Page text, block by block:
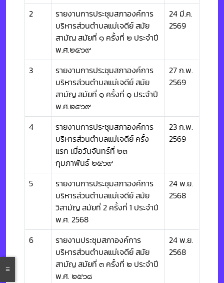
2
รายงานการประชุมสภาองค์การ
บริหารส่วนตำบลแม่เจดีย์ สมัย
สามัญ สมัยที่ ๑ ครั้งที่ ๒ ประจำปี
พ.ศ.๒๕๖๙
24 มี.ค.
2569
3
รายงานการประชุมสภาองค์การ
บริหารส่วนตำบลแม่เจดีย์ สมัย
สามัญ สมัยที่ ๑ ครั้งที่ ๑ ประจำปี
พ.ศ.๒๕๖๙
27 ก.พ.
2569
4
รายงานการประชุมสภาองค์การ
บริหารส่วนตำบลแม่เจดีย์ ครั้ง
แรก เมื่อวันจันทร์ที่ ๒๓
กุมภาพันธ์ ๒๕๖๙
23 ก.พ.
2569
5
รายงานการประชุมสภาองค์การ
บริหารส่วนตำบลแม่เจดีย์ สมัย
วิสามัญ สมัยที่ 2 ครั้งที่ 1 ประจำปี
พ.ศ. 2568
24 พ.ย.
2568
6
รายงานประชุมสภาองค์การ
บริหารส่วนตำบลแม่เจดีย์ สมัย
สามัญ สมัยที่ ๓ ครั้งที่ ๒ ประจำปี
พ.ศ. ๒๕๖๘
24 พ.ย.
2568